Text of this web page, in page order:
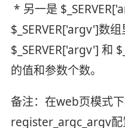
* 另一是
$_SERVER['argv']数
$_SERVER['argv'] 和
的值和参数个数。
备注：在web页模式
register_argc_argv配